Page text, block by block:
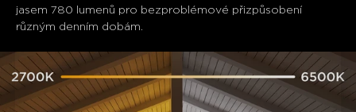
jasem 780 lumenů pro bezproblémové přizpůsobení
různým denním dobám.